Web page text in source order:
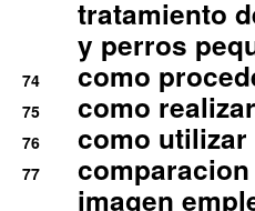
tratamiento
y perros
74 como
75 como
76 como
77
imagen